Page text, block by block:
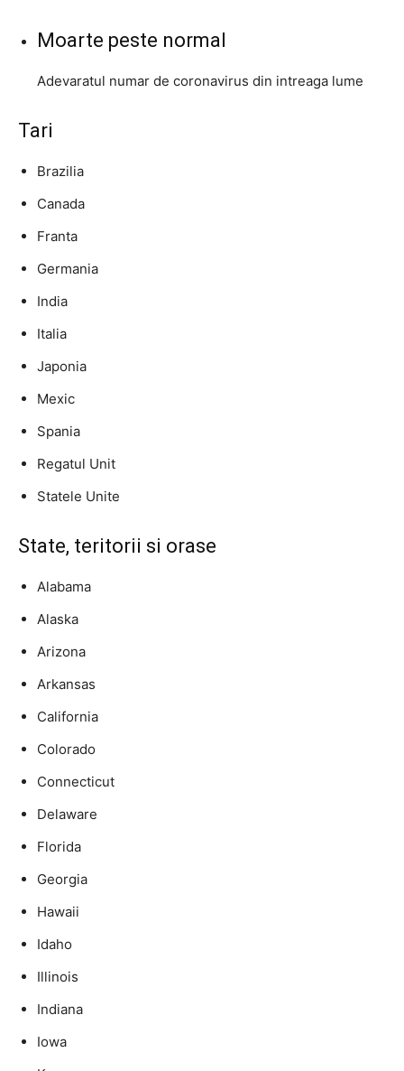
Moarte peste normal
Adevaratul numar de coronavirus din intreaga lume
Tari
Brazilia
Canada
Franta
Germania
India
Italia
Japonia
Mexic
Spania
Regatul Unit
Statele Unite
State, teritorii si orase
Alabama
Alaska
Arizona
Arkansas
California
Colorado
Connecticut
Delaware
Florida
Georgia
Hawaii
Idaho
Illinois
Indiana
Iowa